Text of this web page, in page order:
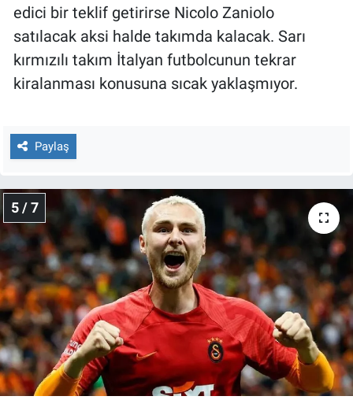
edici bir teklif getirirse Nicolo Zaniolo
satılacak aksi halde takımda kalacak. Sarı
kırmızılı takım İtalyan futbolcunun tekrar
kiralanması konusuna sıcak yaklaşmıyor.
Paylaş
5 / 7